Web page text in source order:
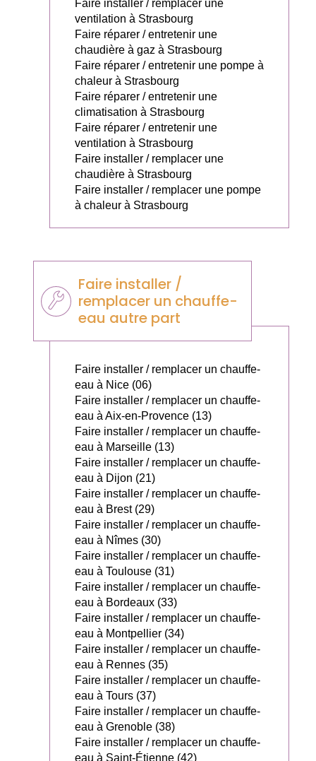
Faire installer / remplacer une
ventilation à Strasbourg
Faire réparer / entretenir une
chaudière à gaz à Strasbourg
Faire réparer / entretenir une pompe à
chaleur à Strasbourg
Faire réparer / entretenir une
climatisation à Strasbourg
Faire réparer / entretenir une
ventilation à Strasbourg
Faire installer / remplacer une
chaudière à Strasbourg
Faire installer / remplacer une pompe
à chaleur à Strasbourg
Faire installer /
remplacer un chauffe-
eau autre part
Faire installer / remplacer un chauffe-
eau à Nice (06)
Faire installer / remplacer un chauffe-
eau à Aix-en-Provence (13)
Faire installer / remplacer un chauffe-
eau à Marseille (13)
Faire installer / remplacer un chauffe-
eau à Dijon (21)
Faire installer / remplacer un chauffe-
eau à Brest (29)
Faire installer / remplacer un chauffe-
eau à Nîmes (30)
Faire installer / remplacer un chauffe-
eau à Toulouse (31)
Faire installer / remplacer un chauffe-
eau à Bordeaux (33)
Faire installer / remplacer un chauffe-
eau à Montpellier (34)
Faire installer / remplacer un chauffe-
eau à Rennes (35)
Faire installer / remplacer un chauffe-
eau à Tours (37)
Faire installer / remplacer un chauffe-
eau à Grenoble (38)
Faire installer / remplacer un chauffe-
eau à Saint-Étienne (42)